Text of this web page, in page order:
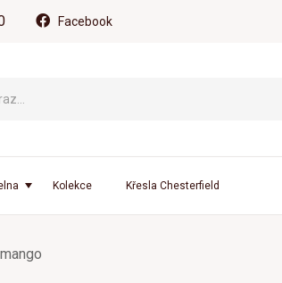
Facebook
Kolekce Křesla Chesterfield